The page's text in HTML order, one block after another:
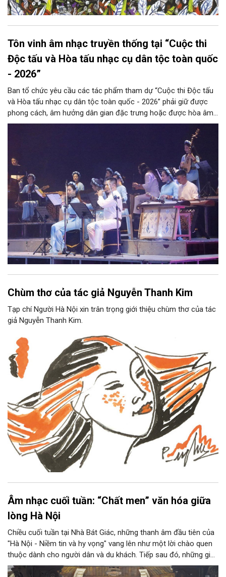
Tôn vinh âm nhạc truyền thống tại “Cuộc thi
Độc tấu và Hòa tấu nhạc cụ dân tộc toàn quốc
- 2026”
Ban tổ chức yêu cầu các tác phẩm tham dự “Cuộc thi Độc tấu
và Hòa tấu nhạc cụ dân tộc toàn quốc - 2026” phải giữ được
phong cách, âm hưởng dân gian đặc trưng hoặc được hòa âm,
phối khí mới trên nền tảng làn điệu âm nhạc truyền thống Việt
Nam, đồng thời phải được trình diễn trực tiếp bằng nhạc cụ dân
Chùm thơ của tác giả Nguyễn Thanh Kim
Tạp chí Người Hà Nội xin trân trọng giới thiệu chùm thơ của tác
giả Nguyễn Thanh Kim.
Âm nhạc cuối tuần: “Chất men” văn hóa giữa
lòng Hà Nội
Chiều cuối tuần tại Nhà Bát Giác, những thanh âm đầu tiên của
"Hà Nội - Niềm tin và hy vọng" vang lên như một lời chào quen
thuộc dành cho người dân và du khách. Tiếp sau đó, những giai
điệu jazz kinh điển của thế giới lần lượt cất lên qua phần biểu